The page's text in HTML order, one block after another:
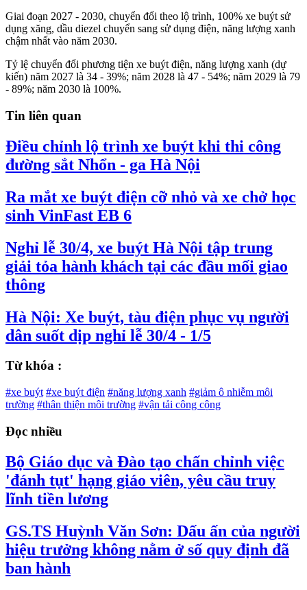
Giai đoạn 2027 - 2030, chuyển đổi theo lộ trình, 100% xe buýt sử
dụng xăng, dầu diezel chuyển sang sử dụng điện, năng lượng xanh
chậm nhất vào năm 2030.
Tỷ lệ chuyển đổi phương tiện xe buýt điện, năng lượng xanh (dự
kiến) năm 2027 là 34 - 39%; năm 2028 là 47 - 54%; năm 2029 là 79
- 89%; năm 2030 là 100%.
Tin liên quan
Điều chỉnh lộ trình xe buýt khi thi công
đường sắt Nhổn - ga Hà Nội
Ra mắt xe buýt điện cỡ nhỏ và xe chở học
sinh VinFast EB 6
Nghỉ lễ 30/4, xe buýt Hà Nội tập trung
giải tỏa hành khách tại các đầu mối giao
thông
Hà Nội: Xe buýt, tàu điện phục vụ người
dân suốt dịp nghỉ lễ 30/4 - 1/5
Từ khóa :
#xe buýt #xe buýt điện #năng lượng xanh #giảm ô nhiễm môi
trường #thân thiện môi trường #vận tải công cộng
Đọc nhiều
Bộ Giáo dục và Đào tạo chấn chỉnh việc
'đánh tụt' hạng giáo viên, yêu cầu truy
lĩnh tiền lương
GS.TS Huỳnh Văn Sơn: Dấu ấn của người
hiệu trưởng không nằm ở số quy định đã
ban hành